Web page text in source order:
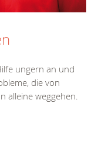
ungern an und
die von
alleine weggehen.